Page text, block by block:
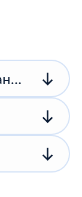
Спортивное соревнование спортивной организации